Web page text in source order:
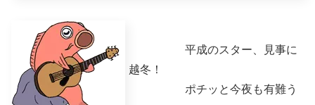
平成のスター、見事に
越冬！
ポチッと今夜も有難う